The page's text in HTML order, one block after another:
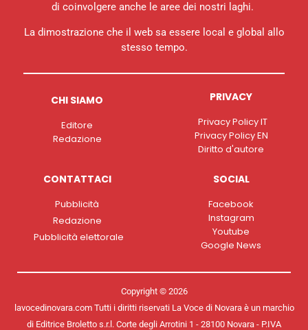
di coinvolgere anche le aree dei nostri laghi.
La dimostrazione che il web sa essere local e global allo
stesso tempo.
CHI SIAMO
Editore
Redazione
PRIVACY
Privacy Policy IT
Privacy Policy EN
Diritto d'autore
CONTATTACI
Pubblicità
Redazione
Pubblicità elettorale
SOCIAL
Facebook
Instagram
Youtube
Google News
Copyright © 2026
lavocedinovara.com Tutti i diritti riservati La Voce di Novara è un marchio
di Editrice Broletto s.r.l. Corte degli Arrotini 1 - 28100 Novara - P.IVA